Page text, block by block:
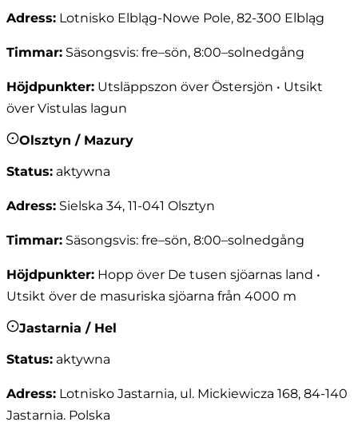
Adress: Lotnisko Elbląg-Nowe Pole, 82-300 Elbląg
Timmar: Säsongsvis: fre–sön, 8:00–solnedgång
Höjdpunkter: Utsläppszon över Östersjön • Utsikt
över Vistulas lagun
Olsztyn / Mazury
Status: aktywna
Adress: Sielska 34, 11-041 Olsztyn
Timmar: Säsongsvis: fre–sön, 8:00–solnedgång
Höjdpunkter: Hopp över De tusen sjöarnas land •
Utsikt över de masuriska sjöarna från 4000 m
Jastarnia / Hel
Status: aktywna
Adress: Lotnisko Jastarnia, ul. Mickiewicza 168, 84-140
Jastarnia. Polska